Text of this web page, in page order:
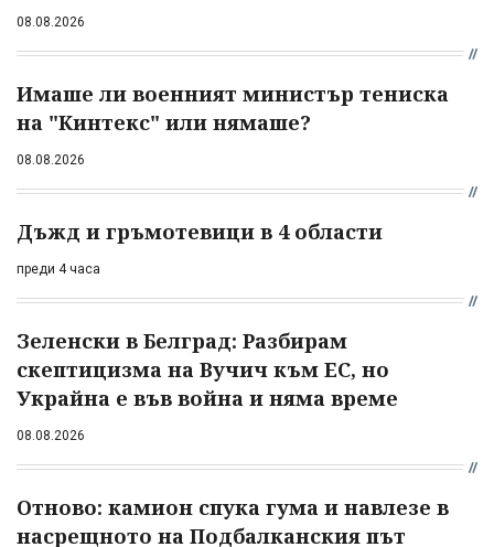
08.08.2026
Имаше ли военният министър тениска
на "Кинтекс" или нямаше?
08.08.2026
Дъжд и гръмотевици в 4 области
преди 4 часа
Зеленски в Белград: Разбирам
скептицизма на Вучич към ЕС, но
Украйна е във война и няма време
08.08.2026
Отново: камион спука гума и навлезе в
насрещното на Подбалканския път